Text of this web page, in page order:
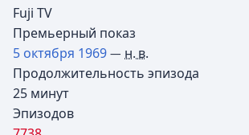
Fuji TV
Премьерный показ
5 октября 1969 — н. в.
Продолжительность эпизода
25 минут
Эпизодов